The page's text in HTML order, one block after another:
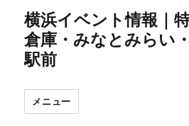
横浜イベント情報｜
倉庫・みなとみらい
駅前
メニュー